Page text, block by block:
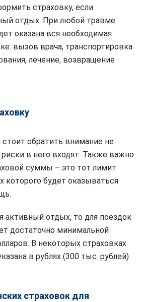
страховку, если
отдых. При любой травме
оказана вся необходимая
вызов врача, транспортировка
лечение, возвращение
обратить внимание не
риски в него входят. Также важно
суммы – это тот лимит
которого будет оказываться
активный отдых, то для поездок
достаточно минимальной
В некоторых страховках
в рублях (300 тыс. рублей).
страховок для